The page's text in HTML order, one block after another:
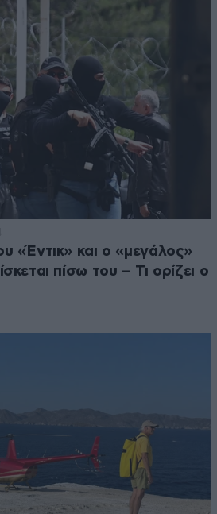
«Έντικ» και ο «μεγάλος»
πίσω του – Τι ορίζει ο